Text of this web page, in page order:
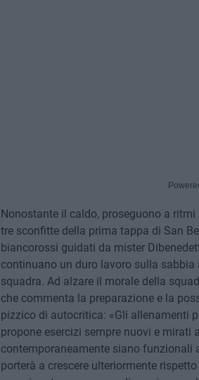
Nonostante il caldo, proseguono a
tre sconfitte della prima tappa di San
biancorossi guidati da mister
continuano un duro lavoro sulla
squadra. Ad alzare il morale della
che commenta la preparazione e la
pizzico di autocritica: «Gli allenamenti
propone esercizi sempre nuovi e
contemporaneamente siano funzionali
porterà a crescere ulteriormente